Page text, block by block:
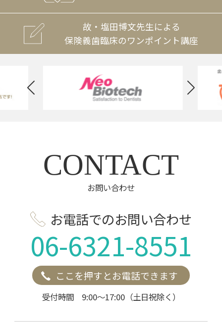
故・塩田博文先生による
保険義歯臨床のワンポイント講座
CONTACT
お問い合わせ
お電話でのお問い合わせ
06-6321-8551
ここを押すとお電話できます
受付時間 9:00～17:00（土日祝除く）